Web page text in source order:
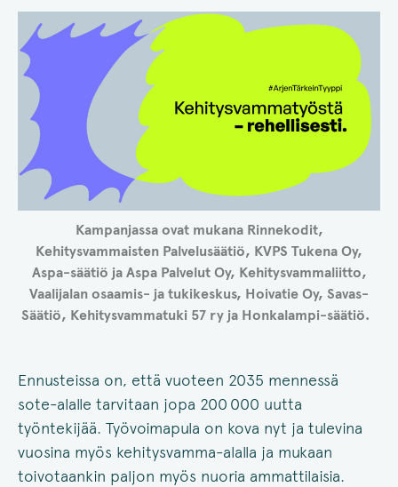
Kampanjassa ovat mukana Rinnekodit,
Kehitysvammaisten Palvelusäätiö, KVPS Tukena Oy,
Aspa-säätiö ja Aspa Palvelut Oy, Kehitysvammaliitto,
Vaalijalan osaamis- ja tukikeskus, Hoivatie Oy, Savas-
Säätiö, Kehitysvammatuki 57 ry ja Honkalampi-säätiö.
Ennusteissa on, että vuoteen 2035 mennessä
sote-alalle tarvitaan jopa 200 000 uutta
työntekijää. Työvoimapula on kova nyt ja tulevina
vuosina myös kehitysvamma-alalla ja mukaan
toivotaankin paljon myös nuoria ammattilaisia.